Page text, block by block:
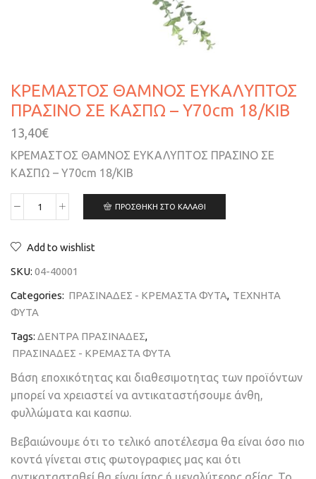
ΚΡΕΜΑΣΤΟΣ ΘΑΜΝΟΣ ΕΥΚΑΛΥΠΤΟΣ
ΠΡΑΣΙΝΟ ΣΕ ΚΑΣΠΩ – Y70cm 18/KIB
13,40€
ΚΡΕΜΑΣΤΟΣ ΘΑΜΝΟΣ ΕΥΚΑΛΥΠΤΟΣ ΠΡΑΣΙΝΟ ΣΕ
ΚΑΣΠΩ – Y70cm 18/KIB
ΠΡΟΣΘΉΚΗ ΣΤΟ ΚΑΛΆΘΙ
Add to wishlist
SKU: 04-40001
Categories: ΠΡΑΣΙΝΑΔΕΣ - ΚΡΕΜΑΣΤΑ ΦΥΤΑ, ΤΕΧΝΗΤΑ
ΦΥΤΑ
Tags: ΔΕΝΤΡΑ ΠΡΑΣΙΝΑΔΕΣ,
ΠΡΑΣΙΝΑΔΕΣ - ΚΡΕΜΑΣΤΑ ΦΥΤΑ
Βάση εποχικότητας και διαθεσιμοτητας των προϊόντων
μπορεί να χρειαστεί να αντικαταστήσουμε άνθη,
φυλλώματα και κασπω.
Βεβαιώνουμε ότι το τελικό αποτέλεσμα θα είναι όσο πιο
κοντά γίνεται στις φωτογραφιες μας και ότι